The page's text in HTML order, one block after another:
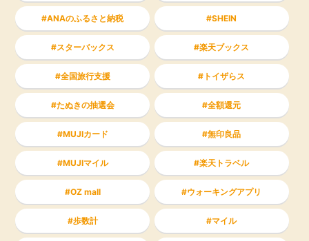
ANAのふるさと納税 SHEIN
スターバックス 楽天ブックス
全国旅行支援 トイザらス
たぬきの抽選会 全額還元
MUJIカード 無印良品
MUJIマイル 楽天トラベル
OZ mall ウォーキングアプリ
歩数計 マイル